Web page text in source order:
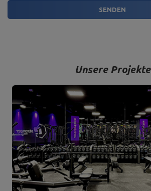
SENDEN
Unsere Projekte